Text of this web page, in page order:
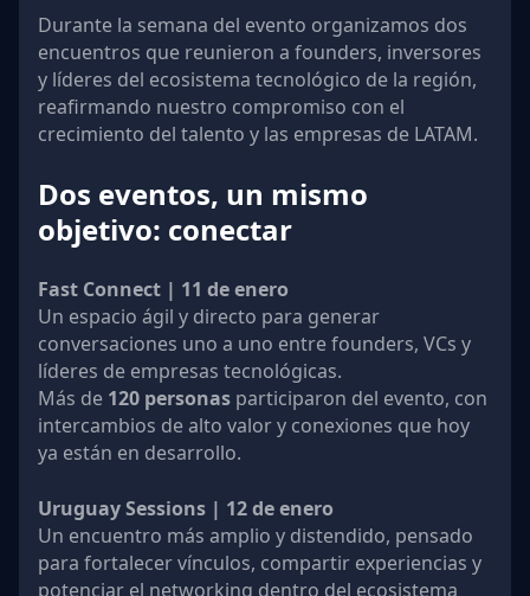
Durante la semana del evento organizamos dos
encuentros que reunieron a founders, inversores
y líderes del ecosistema tecnológico de la región,
reafirmando nuestro compromiso con el
crecimiento del talento y las empresas de LATAM.
Dos eventos, un mismo
objetivo: conectar
Fast Connect | 11 de enero
Un espacio ágil y directo para generar
conversaciones uno a uno entre founders, VCs y
líderes de empresas tecnológicas.
Más de 120 personas participaron del evento, con
intercambios de alto valor y conexiones que hoy
ya están en desarrollo.
Uruguay Sessions | 12 de enero
Un encuentro más amplio y distendido, pensado
para fortalecer vínculos, compartir experiencias y
potenciar el networking dentro del ecosistema